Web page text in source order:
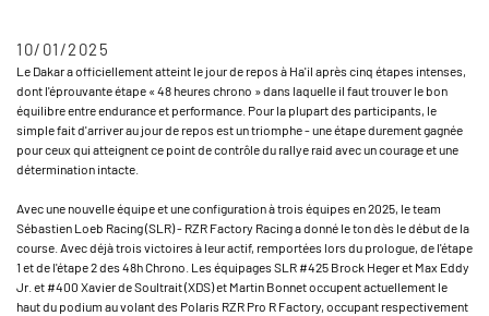
10/01/2025
Le Dakar a officiellement atteint le jour de repos à Ha'il après cinq étapes intenses,
dont l'éprouvante étape « 48 heures chrono » dans laquelle il faut trouver le bon
équilibre entre endurance et performance. Pour la plupart des participants, le
simple fait d'arriver au jour de repos est un triomphe - une étape durement gagnée
pour ceux qui atteignent ce point de contrôle du rallye raid avec un courage et une
détermination intacte.
Avec une nouvelle équipe et une configuration à trois équipes en 2025, le team
Sébastien Loeb Racing (SLR) - RZR Factory Racing a donné le ton dès le début de la
course. Avec déjà trois victoires à leur actif, remportées lors du prologue, de l'étape
1 et de l'étape 2 des 48h Chrono. Les équipages SLR #425 Brock Heger et Max Eddy
Jr. et #400 Xavier de Soultrait (XDS) et Martin Bonnet occupent actuellement le
haut du podium au volant des Polaris RZR Pro R Factory, occupant respectivement